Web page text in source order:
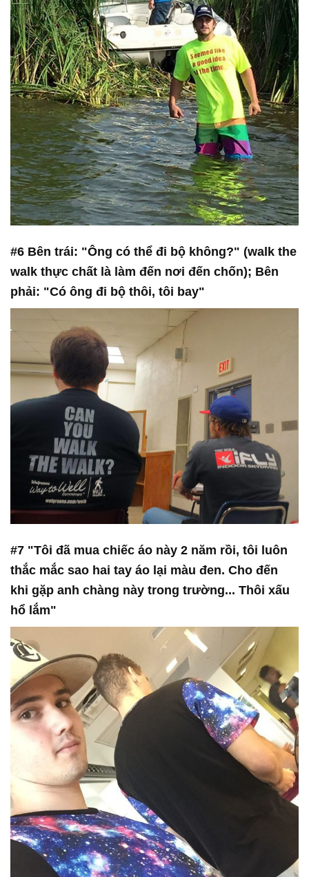
#6 Bên trái: "Ông có thể đi bộ không?" (walk the
walk thực chất là làm đến nơi đến chốn); Bên
phải: "Có ông đi bộ thôi, tôi bay"
#7 "Tôi đã mua chiếc áo này 2 năm rồi, tôi luôn
thắc mắc sao hai tay áo lại màu đen. Cho đến
khi gặp anh chàng này trong trường... Thôi xấu
hổ lắm"